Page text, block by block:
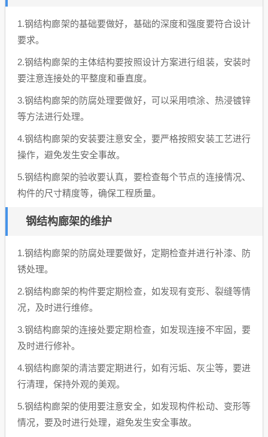
1.钢结构廊架的基础要做好，基础的深度和强度要符合设计
要求。
2.钢结构廊架的主体结构要按照设计方案进行组装，安装时
要注意连接处的平整度和垂直度。
3.钢结构廊架的防腐处理要做好，可以采用喷涂、热浸镀锌
等方法进行处理。
4.钢结构廊架的安装要注意安全，要严格按照安装工艺进行
操作，避免发生安全事故。
5.钢结构廊架的验收要认真，要检查每个节点的连接情况、
构件的尺寸精度等，确保工程质量。
钢结构廊架的维护
1.钢结构廊架的防腐处理要做好，定期检查并进行补漆、防
锈处理。
2.钢结构廊架的构件要定期检查，如发现有变形、裂缝等情
况，及时进行维修。
3.钢结构廊架的连接处要定期检查，如发现连接不牢固，要
及时进行修补。
4.钢结构廊架的清洁要定期进行，如有污垢、灰尘等，要进
行清理，保持外观的美观。
5.钢结构廊架的使用要注意安全，如发现构件松动、变形等
情况，要及时进行处理，避免发生安全事故。